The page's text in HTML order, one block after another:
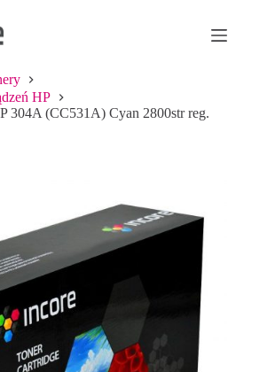
HP
304A (CC531A) Cyan 2800str reg.